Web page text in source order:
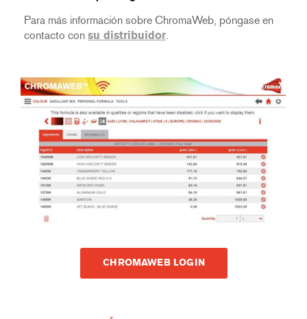
Para más información sobre ChromaWeb, póngase en
contacto con su distribuidor.
CHROMAWEB LOGIN